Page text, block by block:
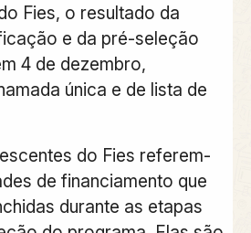
Fies, o resultado da
e da pré-seleção
4 de dezembro,
única e de lista de
do Fies referem-
de financiamento que
durante as etapas